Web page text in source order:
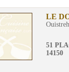
LE
51
14150